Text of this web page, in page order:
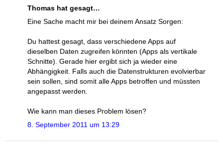
Thomas hat gesagt…
Eine Sache macht mir bei deinem Ansatz Sorgen:
Du hattest gesagt, dass verschiedene Apps auf
dieselben Daten zugreifen könnten (Apps als vertikale
Schnitte). Gerade hier ergibt sich ja wieder eine
Abhängigkeit. Falls auch die Datenstrukturen evolvierbar
sein sollen, sind somit alle Apps betroffen und müssten
angepasst werden.
Wie kann man dieses Problem lösen?
8. September 2011 um 13:29